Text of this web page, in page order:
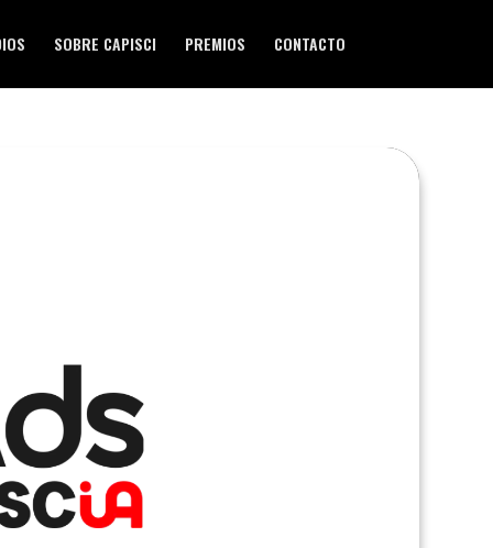
SOBRE CAPISCI PREMIOS CONTACTO